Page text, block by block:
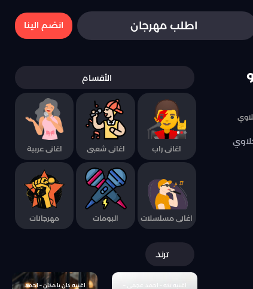
اطلب مهرجان انضم الينا
الأقسام
اغانى راب اغانى شعبى اغانى عربية
اغانى مسلسلات البومات مهرجانات
ترند
اغنيه تكه – احمد عجمي –
اغنيه كان يا مكان – احمد